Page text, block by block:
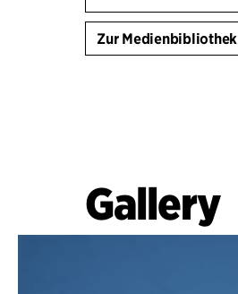
Zur Medienbibliothek
Gallery